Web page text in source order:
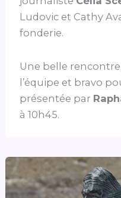
Ludovic et Cathy
fonderie.
Une belle
l’équipe et bravo
présentée par
à 10h45.